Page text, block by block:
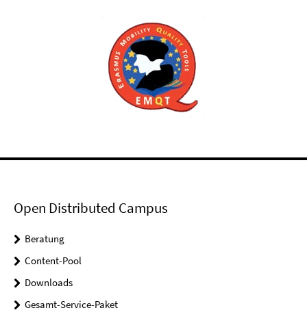
Open Distributed Campus
Beratung
Content-Pool
Downloads
Gesamt-Service-Paket